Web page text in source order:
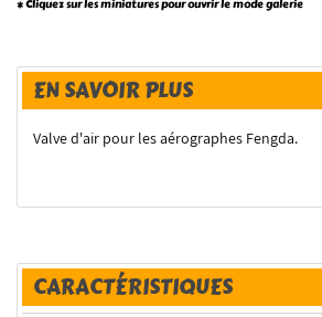
* Cliquez sur les miniatures pour ouvrir le mode galerie
EN SAVOIR PLUS
Valve d'air pour les aérographes Fengda.
CARACTÉRISTIQUES